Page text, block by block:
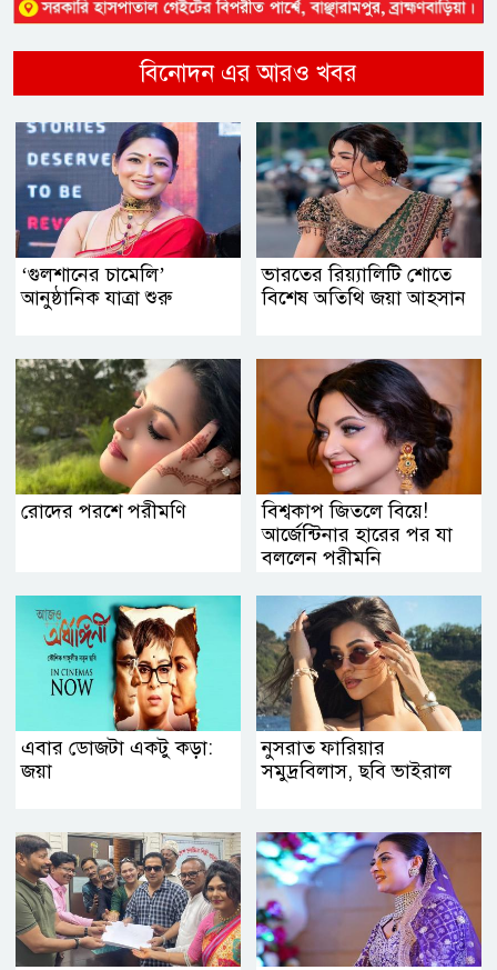
বিনোদন এর আরও খবর
‘গুলশানের চামেলি’
আনুষ্ঠানিক যাত্রা শুরু
ভারতের রিয়্যালিটি শোতে
বিশেষ অতিথি জয়া আহসান
রোদের পরশে পরীমণি
বিশ্বকাপ জিতলে বিয়ে!
আর্জেন্টিনার হারের পর যা
বললেন পরীমনি
এবার ডোজটা একটু কড়া:
জয়া
নুসরাত ফারিয়ার
সমুদ্রবিলাস, ছবি ভাইরাল